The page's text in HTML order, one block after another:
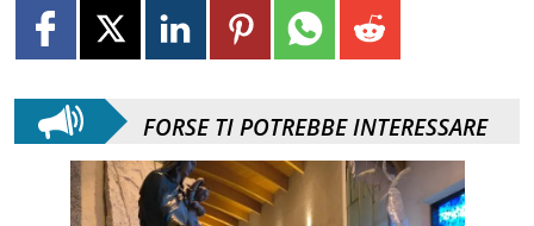
FORSE TI POTREBBE INTERESSARE